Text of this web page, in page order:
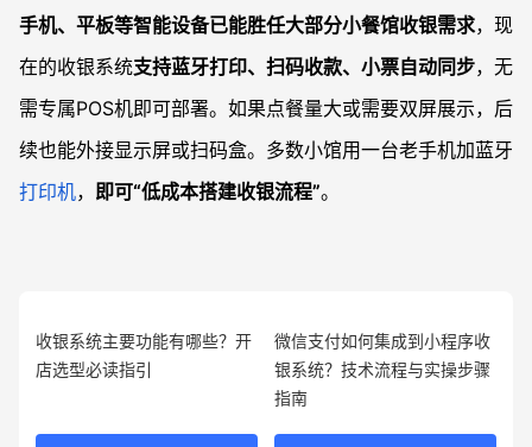
手机、平板等智能设备已能胜任大部分小餐馆收银需求，现
在的收银系统支持蓝牙打印、扫码收款、小票自动同步，无
需专属POS机即可部署。如果点餐量大或需要双屏展示，后
续也能外接显示屏或扫码盒。多数小馆用一台老手机加蓝牙
打印机， 即可“低成本搭建收银流程”。
收银系统主要功能有哪些？开
店选型必读指引
微信支付如何集成到小程序收
银系统？技术流程与实操步骤
指南